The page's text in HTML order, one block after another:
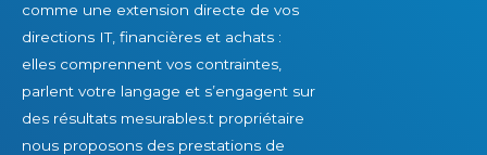
comme une extension directe de vos
directions IT, financières et achats :
elles comprennent vos contraintes,
parlent votre langage et s’engagent sur
des résultats mesurables.t propriétaire
nous proposons des prestations de